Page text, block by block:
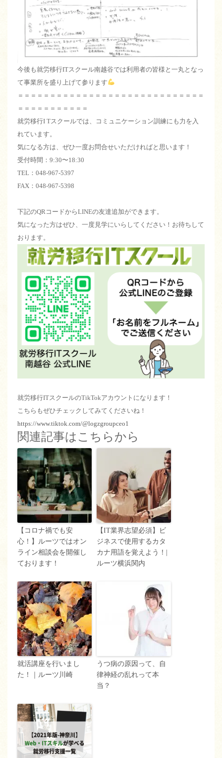
今後も就労移行ITスクール南越谷では利用者の皆様と一丸となっ
て事業所を盛り上げて参ります
＝＝＝＝＝＝＝＝＝＝＝＝＝＝＝＝＝＝＝＝＝＝＝＝＝＝＝＝＝
＝＝＝＝＝＝＝＝＝＝＝
就労移行I Tスクールでは、コミュニケーション訓練にも力を入
れています。
気になる方は、ぜひ一度お問合せいただければと思います！
受付時間：9:30〜18:30
TEL：048-967-5397
FAX：048-967-5398
下記のQRコードからLINEの友達追加ができます。
気になった方はぜひ、一度見学にいらしてください！お待ちして
おります。
就労移行ITスクールのTikTokアカウントになります！
こちらもぜひチェックしてみてくださいね！
https://www.tiktok.com/@logzgroupceo1
関連記事はこちらから
【コロナ禍でも安
心！】ルーツではオン
ライン相談会を開催し
ております！
【IT業界志望必須】ビ
ジネスで使用するカタ
カナ用語を覚えよう！|
ルーツ横浜関内
就活講座を行いまし
た！｜ルーツ川崎
うつ病の原因って、自
律神経の乱れって本
当？